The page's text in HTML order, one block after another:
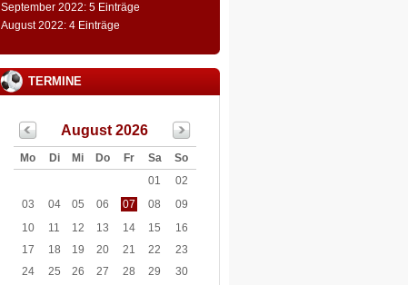
September 2022: 5 Einträge
August 2022: 4 Einträge
TERMINE
August 2026
Mo Di Mi Do Fr Sa
So
01
02
03
04 05 06 07 08
09
10
11 12 13 14 15
16
17
18 19 20 21 22
23
24
25 26 27 28 29
30